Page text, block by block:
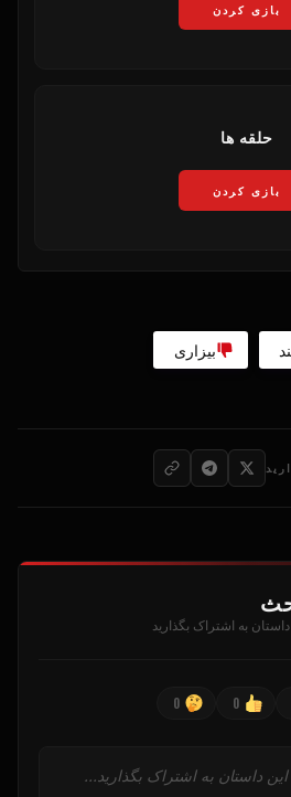
بازی کردن
حلقه ها
بازی کردن
بیزاری
به اشتراک بگذارید
0
0